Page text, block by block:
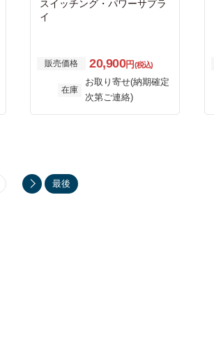
スイッチング・パワーサプラ
イ
販売価格 20,900円(税込)
在庫
お取り寄せ(納期確定
次第ご連絡)
最後